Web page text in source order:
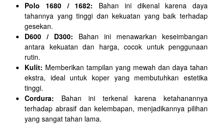
Polo 1680 / 1682: Bahan ini dikenal karena daya
tahannya yang tinggi dan kekuatan yang baik terhadap
gesekan.
D600 / D300: Bahan ini menawarkan keseimbangan
antara kekuatan dan harga, cocok untuk penggunaan
rutin.
Kulit: Memberikan tampilan yang mewah dan daya tahan
ekstra, ideal untuk koper yang membutuhkan estetika
tinggi.
Cordura: Bahan ini terkenal karena ketahanannya
terhadap abrasif dan kelembapan, menjadikannya pilihan
yang sangat tahan lama.